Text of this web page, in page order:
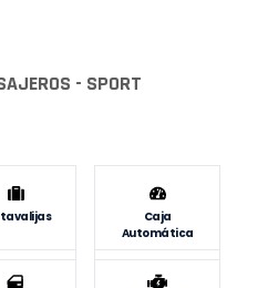
- SPORT
Caja
Automática